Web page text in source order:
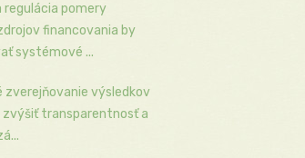
pomery
financovania by
systémové ...
zverejňovanie výsledkov
zvýšiť transparentnosť a